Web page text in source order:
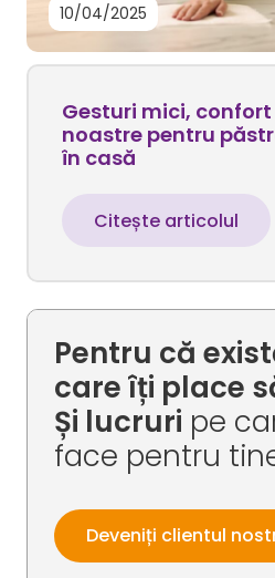
10/04/2025
Gesturi mici,
noastre pentru
în casă
Citește articolul
Pentru că
care îți place
Și lucruri pe
face pentru
Deveniți clientul